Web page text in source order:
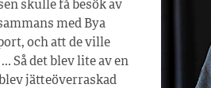
skulle få besök av
med Bya
och att de ville
… Så det blev lite av en
jätteöverraskad